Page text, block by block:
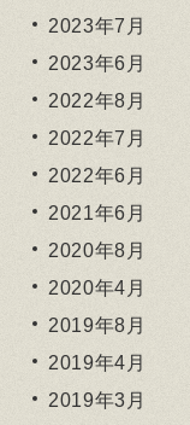
2023年7月
2023年6月
2022年8月
2022年7月
2022年6月
2021年6月
2020年8月
2020年4月
2019年8月
2019年4月
2019年3月